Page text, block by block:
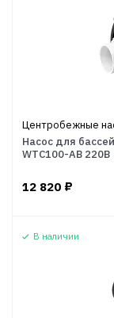
Центробежные
Насос для
WTC100-AB 220В
12 820 ₽
В наличии